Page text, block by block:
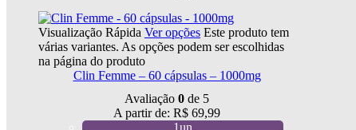
Visualização Rápida Ver opções Este produto tem
várias variantes. As opções podem ser escolhidas
na página do produto
Clin Femme – 60 cápsulas – 1000mg
Avaliação 0 de 5
A partir de: R$ 69,99